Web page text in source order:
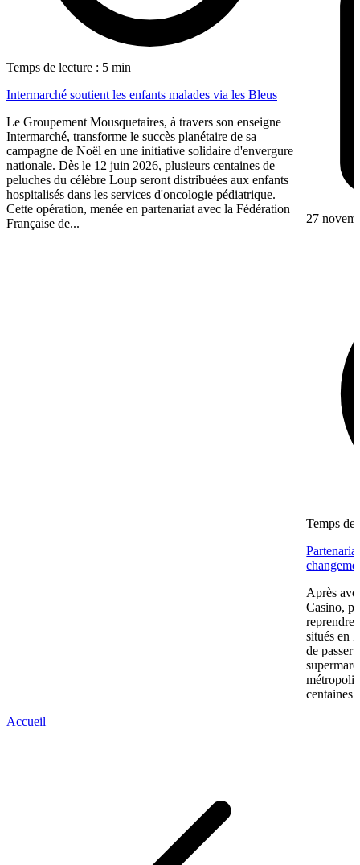
Temps de lecture : 5 min
Intermarché soutient les enfants malades via les Bleus
Le Groupement Mousquetaires, à travers son enseigne
Intermarché, transforme le succès planétaire de sa
campagne de Noël en une initiative solidaire d'envergure
nationale. Dès le 12 juin 2026, plusieurs centaines de
peluches du célèbre Loup seront distribuées aux enfants
hospitalisés dans les services d'oncologie pédiatrique.
Cette opération, menée en partenariat avec la Fédération
Française de...
27
Temps de
Après
Casino,
reprendre
situés en
de passer
centaines
Accueil